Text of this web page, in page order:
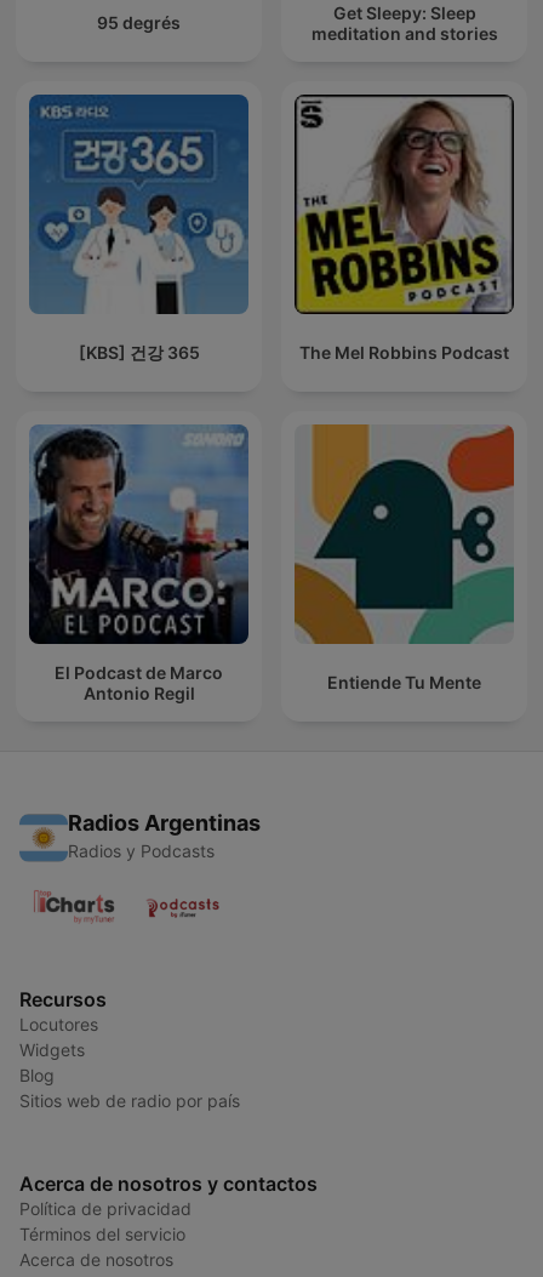
95 degrés
Get Sleepy: Sleep
meditation and stories
[KBS] 건강 365 The Mel Robbins Podcast
El Podcast de Marco
Antonio Regil
Entiende Tu Mente
Radios Argentinas
Radios y Podcasts
Recursos
Locutores
Widgets
Blog
Sitios web de radio por país
Acerca de nosotros y contactos
Política de privacidad
Términos del servicio
Acerca de nosotros